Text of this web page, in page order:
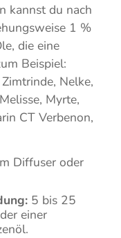
kannst du nach
1 %
die eine
Beispiel:
Nelke,
Myrte,
CT Verbenon,
Diffuser oder
5 bis 25
einer